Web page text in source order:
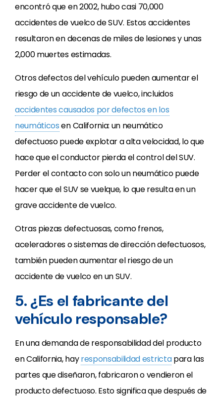
encontró que en 2002, hubo casi 70,000
accidentes de vuelco de SUV. Estos accidentes
resultaron en decenas de miles de lesiones y unas
2,000 muertes estimadas.
Otros defectos del vehículo pueden aumentar el
riesgo de un accidente de vuelco, incluidos
accidentes causados por defectos en los
neumáticosen California: un neumático
defectuoso puede explotar a alta velocidad, lo que
hace que el conductor pierda el control del SUV.
Perder el contacto con solo un neumático puede
hacer que el SUV se vuelque, lo que resulta en un
grave accidente de vuelco.
Otras piezas defectuosas, como frenos,
aceleradores o sistemas de dirección defectuosos,
también pueden aumentar el riesgo de un
accidente de vuelco en un SUV.
5. ¿Es el fabricante del
vehículo responsable?
En una demanda de responsabilidad del producto
en California, hayresponsabilidad estrictapara las
partes que diseñaron, fabricaron o vendieron el
producto defectuoso. Esto significa que después de